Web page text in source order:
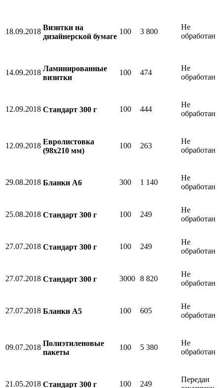
18.09.2018
Визитки на
дизайнерской бумаге
100 3 800
Не
обработан
14.09.2018
Ламинированные
визитки
100 474
Не
обработан
12.09.2018 Стандарт 300 г 100 444
Не
обработан
12.09.2018
Евролистовка
(98х210 мм)
100 263
Не
обработан
29.08.2018 Бланки А6 300 1 140
Не
обработан
25.08.2018 Стандарт 300 г 100 249
Не
обработан
27.07.2018 Стандарт 300 г 100 249
Не
обработан
27.07.2018 Стандарт 300 г 3000 8 820
Не
обработан
27.07.2018 Бланки А5 100 605
Не
обработан
09.07.2018
Полиэтиленовые
пакеты
100 5 380
Не
обработан
21.05.2018 Стандарт 300 г 100 249
Передан